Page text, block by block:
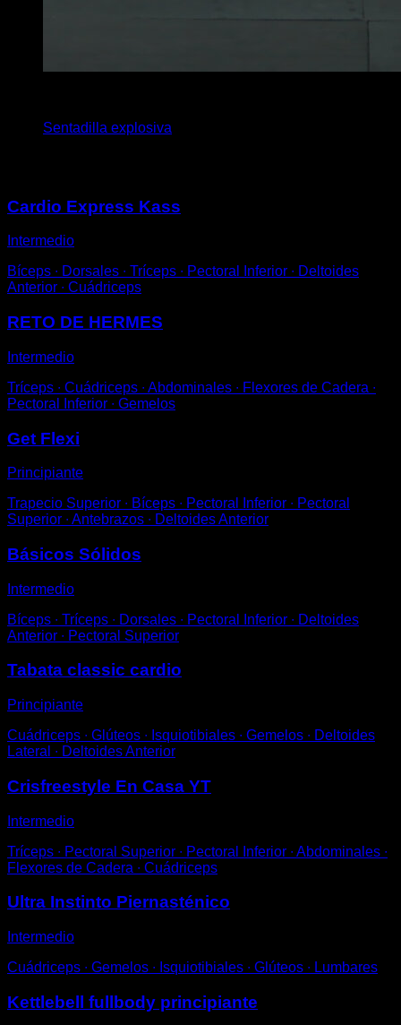
Sentadilla explosiva
Cardio Express Kass
Intermedio
Bíceps ∙ Dorsales ∙ Tríceps ∙ Pectoral Inferior ∙ Deltoides
Anterior ∙ Cuádriceps
RETO DE HERMES
Intermedio
Tríceps ∙ Cuádriceps ∙ Abdominales ∙ Flexores de Cadera ∙
Pectoral Inferior ∙ Gemelos
Get Flexi
Principiante
Trapecio Superior ∙ Bíceps ∙ Pectoral Inferior ∙ Pectoral
Superior ∙ Antebrazos ∙ Deltoides Anterior
Básicos Sólidos
Intermedio
Bíceps ∙ Tríceps ∙ Dorsales ∙ Pectoral Inferior ∙ Deltoides
Anterior ∙ Pectoral Superior
Tabata classic cardio
Principiante
Cuádriceps ∙ Glúteos ∙ Isquiotibiales ∙ Gemelos ∙ Deltoides
Lateral ∙ Deltoides Anterior
Crisfreestyle En Casa YT
Intermedio
Tríceps ∙ Pectoral Superior ∙ Pectoral Inferior ∙ Abdominales ∙
Flexores de Cadera ∙ Cuádriceps
Ultra Instinto Piernasténico
Intermedio
Cuádriceps ∙ Gemelos ∙ Isquiotibiales ∙ Glúteos ∙ Lumbares
Kettlebell fullbody principiante